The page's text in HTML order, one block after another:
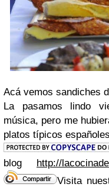
Acá vemos sandiches
La pasamos lindo
música, pero me
platos típicos
blog http://
Visita